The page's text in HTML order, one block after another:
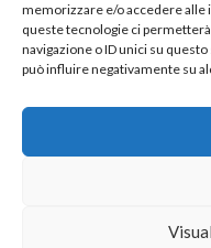
memorizzare e/o accedere alle
queste tecnologie ci
navigazione o ID unici su
può influire negativamente su
IMPRINT